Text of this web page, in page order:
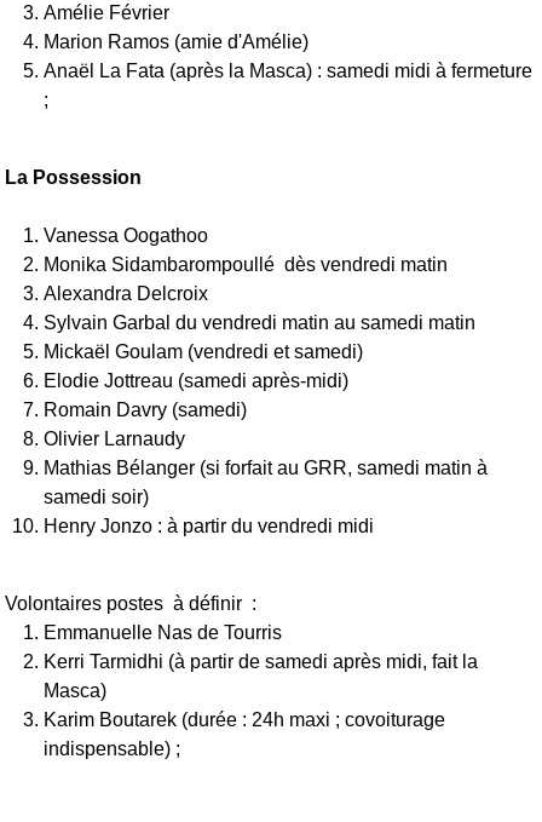
Amélie Février
Marion Ramos (amie d'Amélie)
Anaël La Fata (après la Masca) : samedi midi à fermeture
;
La Possession
Vanessa Oogathoo
Monika Sidambarompoullé dès vendredi matin
Alexandra Delcroix
Sylvain Garbal du vendredi matin au samedi matin
Mickaël Goulam (vendredi et samedi)
Elodie Jottreau (samedi après-midi)
Romain Davry (samedi)
Olivier Larnaudy
Mathias Bélanger (si forfait au GRR, samedi matin à
samedi soir)
Henry Jonzo : à partir du vendredi midi
Volontaires postes à définir :
Emmanuelle Nas de Tourris
Kerri Tarmidhi (à partir de samedi après midi, fait la
Masca)
Karim Boutarek (durée : 24h maxi ; covoiturage
indispensable) ;